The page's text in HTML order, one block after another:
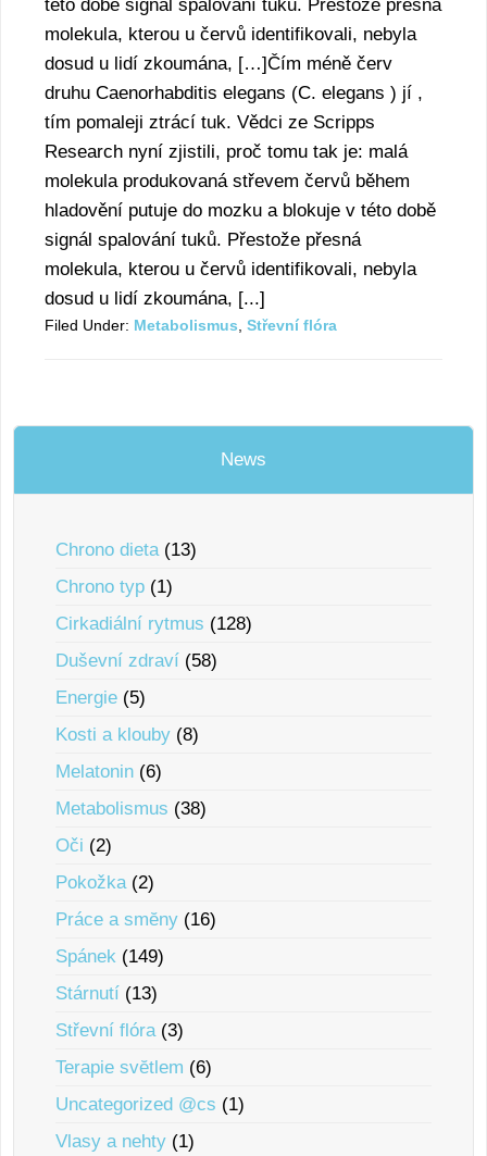
této době signál spalování tuků. Přestože přesná
molekula, kterou u červů identifikovali, nebyla
dosud u lidí zkoumána, […]Čím méně červ
druhu Caenorhabditis elegans (C. elegans ) jí ,
tím pomaleji ztrácí tuk. Vědci ze Scripps
Research nyní zjistili, proč tomu tak je: malá
molekula produkovaná střevem červů během
hladovění putuje do mozku a blokuje v této době
signál spalování tuků. Přestože přesná
molekula, kterou u červů identifikovali, nebyla
dosud u lidí zkoumána, [...]
Filed Under: Metabolismus Střevní flóra
News
Chrono dieta (13)
Chrono typ (1)
Cirkadiální rytmus (128)
Duševní zdraví (58)
Energie (5)
Kosti a klouby (8)
Melatonin (6)
Metabolismus (38)
Oči (2)
Pokožka (2)
Práce a smĕny (16)
Spánek (149)
Stárnutí (13)
Střevní flóra (3)
Terapie svĕtlem (6)
Uncategorized @cs (1)
Vlasy a nehty (1)